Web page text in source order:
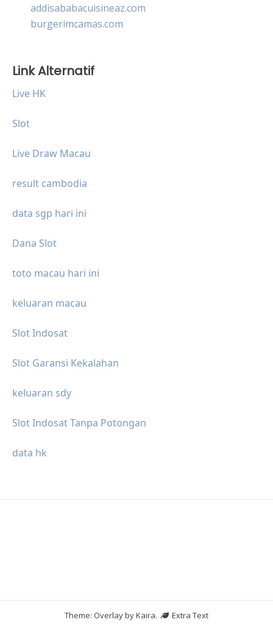
addisababacuisineaz.com
burgerimcamas.com
Link Alternatif
Live HK
Slot
Live Draw Macau
result cambodia
data sgp hari ini
Dana Slot
toto macau hari ini
keluaran macau
Slot Indosat
Slot Garansi Kekalahan
keluaran sdy
Slot Indosat Tanpa Potongan
data hk
Theme: Overlay byKaira.
Extra Text